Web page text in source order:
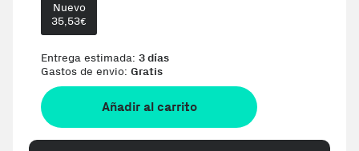
Nuevo
35,53€
Entrega estimada: 3 días
Gastos de envio: Gratis
Añadir al carrito